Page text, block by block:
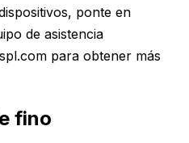
ponte en
de asistencia
para obtener más
fino